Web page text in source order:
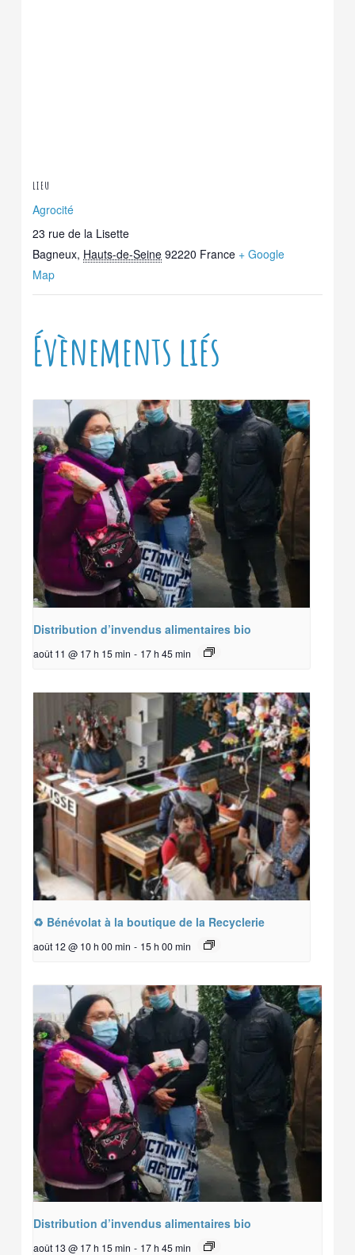
LIEU
Agrocité
23 rue de la Lisette
Bagneux, Hauts-de-Seine 92220 France + Google
Map
Évènements liés
Distribution d’invendus alimentaires bio
août 11 @ 17 h 15 min - 17 h 45 min
♻️ Bénévolat à la boutique de la Recyclerie
août 12 @ 10 h 00 min - 15 h 00 min
Distribution d’invendus alimentaires bio
août 13 @ 17 h 15 min - 17 h 45 min